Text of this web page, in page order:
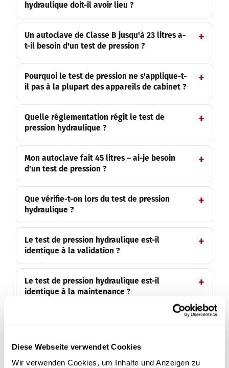
Diese Webseite verwendet Cookies
Wir verwenden Cookies, um Inhalte und Anzeigen zu
hydraulique doit-il avoir lieu ?
Un autoclave de Classe B jusqu'à 23 litres a-
t-il besoin d'un test de pression ?
Pourquoi le test de pression ne s'applique-t-
il pas à la plupart des appareils de cabinet ?
Quelle réglementation régit le test de
pression hydraulique ?
Mon autoclave fait 45 litres – ai-je besoin
d'un test de pression ?
Que vérifie-t-on lors du test de pression
hydraulique ?
Le test de pression hydraulique est-il
identique à la validation ?
Le test de pression hydraulique est-il
identique à la maintenance ?
Proposez-vous des contrôles selon BetrSichV